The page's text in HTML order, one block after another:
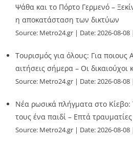
Ψάθα και το Πόρτο Γερμενό –
η αποκατάσταση των δικτύων
Source: Metro24.gr Date: 2026-08-08
Τουρισμός για όλους: Για
αιτήσεις σήμερα – Οι δικαιούχοι
Source: Metro24.gr Date: 2026-08-08
Νέα ρωσικά πλήγματα στο Κίεβο:
τους ένα παιδί – Επτά τραυματίες
Source: Metro24.gr Date: 2026-08-08